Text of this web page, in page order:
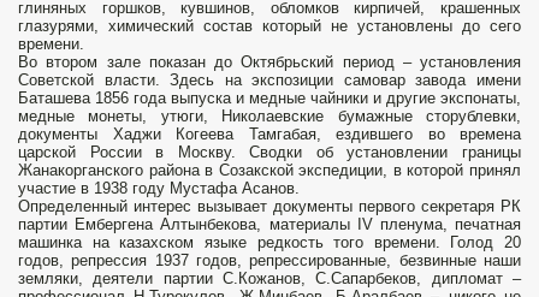
глиняных горшков, кувшинов, обломков кирпичей, крашенных
глазурями, химический состав который не установлены до сего
времени.
Во втором зале показан до Октябрьский период – установления
Советской власти. Здесь на экспозиции самовар завода имени
Баташева 1856 года выпуска и медные чайники и другие экспонаты,
медные монеты, утюги, Николаевские бумажные сторублевки,
документы Хаджи Когеева Тамгабая, ездившего во времена
царской России в Москву. Сводки об установлении границы
Жанакорганского района в Созакской экспедиции, в которой принял
участие в 1938 году Мустафа Асанов.
Определенный интерес вызывает документы первого секретаря РК
партии Ембергена Алтынбекова, материалы ІV пленума, печатная
машинка на казахском языке редкость того времени. Голод 20
годов, репрессия 1937 годов, репрессированные, безвинные наши
земляки, деятели партии С.Кожанов, С.Сапарбеков, дипломат –